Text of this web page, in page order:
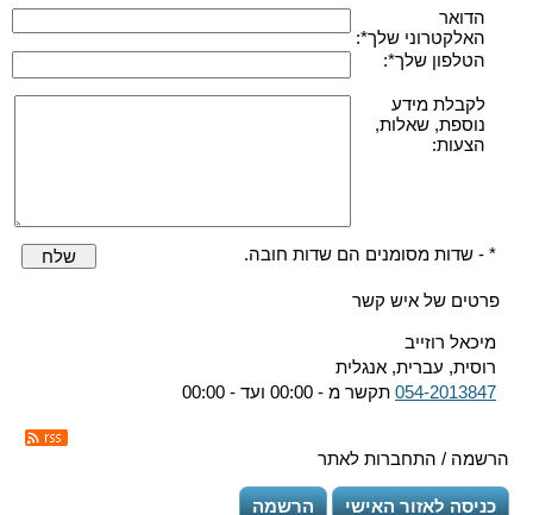
הדואר
האלקטרוני שלך*:
הטלפון שלך*:
לקבלת מידע
נוספת, שאלות,
הצעות:
* - שדות מסומנים הם שדות חובה. שלח
פרטים של איש קשר
מיכאל רוזייב
רוסית, עברית, אנגלית
054-2013847 תקשר מ - 00:00 ועד - 00:00
הרשמה / התחברות לאתר
כניסה לאזור האישי הרשמה